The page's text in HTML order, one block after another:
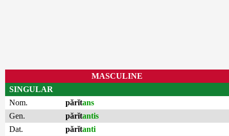
MASCULINE
SINGULAR
Nom.
părĭtans
Gen.
părĭtantis
Dat.
părĭtanti